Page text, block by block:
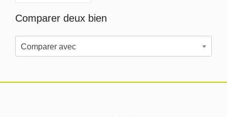
Comparer deux bien
Comparer avec